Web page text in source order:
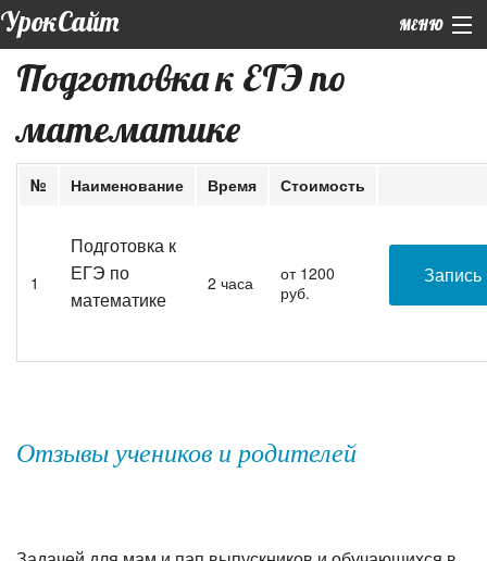
УрокСайт МЕНЮ
+7 (926) 859-12-55 (WhatsApp)
Главная
Обо мне
Репетиторы
Контакты
Подготовка к ЕГЭ по
математике
№ Наименование Время Стоимость
1
Подготовка к
ЕГЭ по
математике
2 часа
от 1200
руб.
Запись
Отзывы учеников и родителей